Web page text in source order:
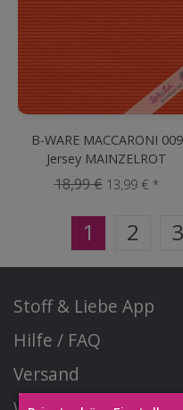
B-WARE MACCARONI 009
Jersey MAINZELROT
18,99 € 13,99 € *
1 2 3
Stoff & Liebe App
Hilfe / FAQ
Versand